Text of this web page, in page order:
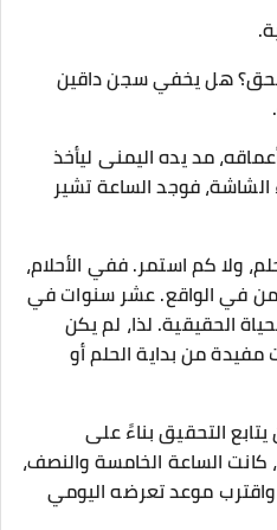
هل يخفي سجن داقين
مد يده اليمنى ليأخذ
فوجد الساعة تشير
ولا كم استمر. ففي الأحلام،
في الواقع. عشر سنوات في
الحقيقية. لذا، لم يكن
من بداية الحلم أو
التحقيق بناءً على
الساعة الخامسة والنصف،
موعد تعرضه اليومي